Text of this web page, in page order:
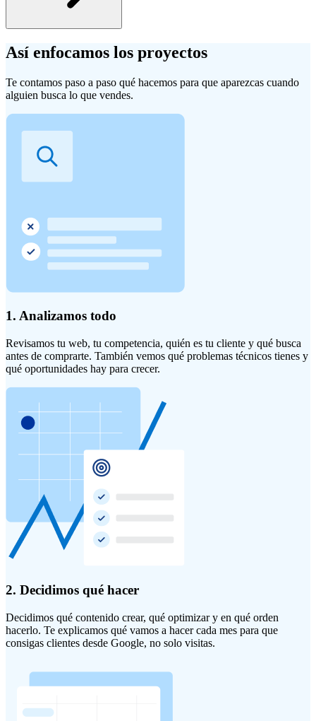
Así enfocamos los proyectos
Te contamos paso a paso qué hacemos para que aparezcas cuando
alguien busca lo que vendes.
1. Analizamos todo
Revisamos tu web, tu competencia, quién es tu cliente y qué busca
antes de comprarte. También vemos qué problemas técnicos tienes y
qué oportunidades hay para crecer.
2. Decidimos qué hacer
Decidimos qué contenido crear, qué optimizar y en qué orden
hacerlo. Te explicamos qué vamos a hacer cada mes para que
consigas clientes desde Google, no solo visitas.